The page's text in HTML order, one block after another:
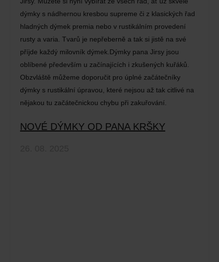
dýmky s nádhernou kresbou supreme či z klasických řad
hladných dýmek premia nebo v rustikálním provedení
rusty a varia. Tvarů je nepřeberně a tak si jistě na své
příjde každý milovník dýmek.Dýmky pana Jirsy jsou
oblíbené především u začínajících i zkušených kuřáků.
Obzvláště můžeme doporučit pro úplné začátečníky
dýmky s rustikální úpravou, které nejsou až tak citlivé na
nějakou tu začátečnickou chybu při zakuřování.
NOVÉ DÝMKY OD PANA KRŠKY